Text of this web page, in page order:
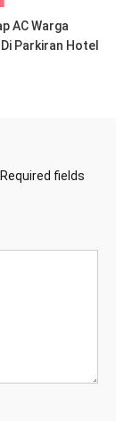
AC Warga
Parkiran Hotel
Required fields